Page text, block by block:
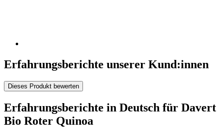
Erfahrungsberichte unserer Kund:innen
Dieses Produkt bewerten
Erfahrungsberichte in Deutsch für Davert
Bio Roter Quinoa